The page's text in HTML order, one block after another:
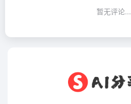
暂无评论...